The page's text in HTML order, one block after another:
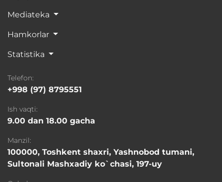
Mediateka
Hamkorlar
Statistika
Telefon:
+998 (97) 8795551
Ish vaqti:
9.00 dan 18.00 gacha
Manzil:
100000, Toshkent shaxri, Yashnobod tumani,
Sultonali Mashxadiy ko`chasi, 197-uy